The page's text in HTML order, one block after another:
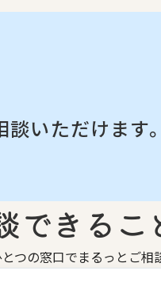
談いただけます。
できる​こ
の窓口でまるっとご相